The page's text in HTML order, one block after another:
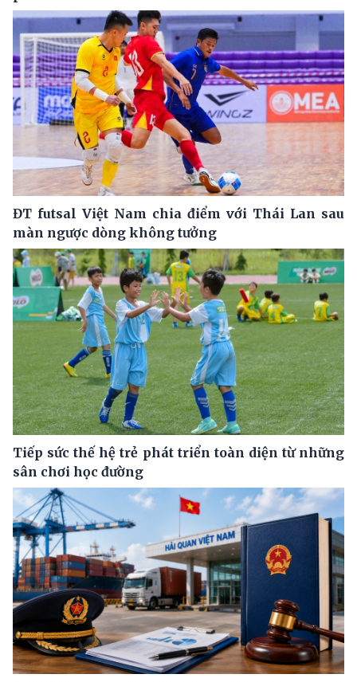
ĐT futsal Việt Nam chia điểm với Thái Lan sau
màn ngược dòng không tưởng
Tiếp sức thế hệ trẻ phát triển toàn diện từ những
sân chơi học đường